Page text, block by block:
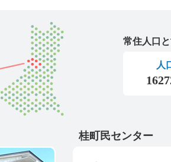
桂町民センター